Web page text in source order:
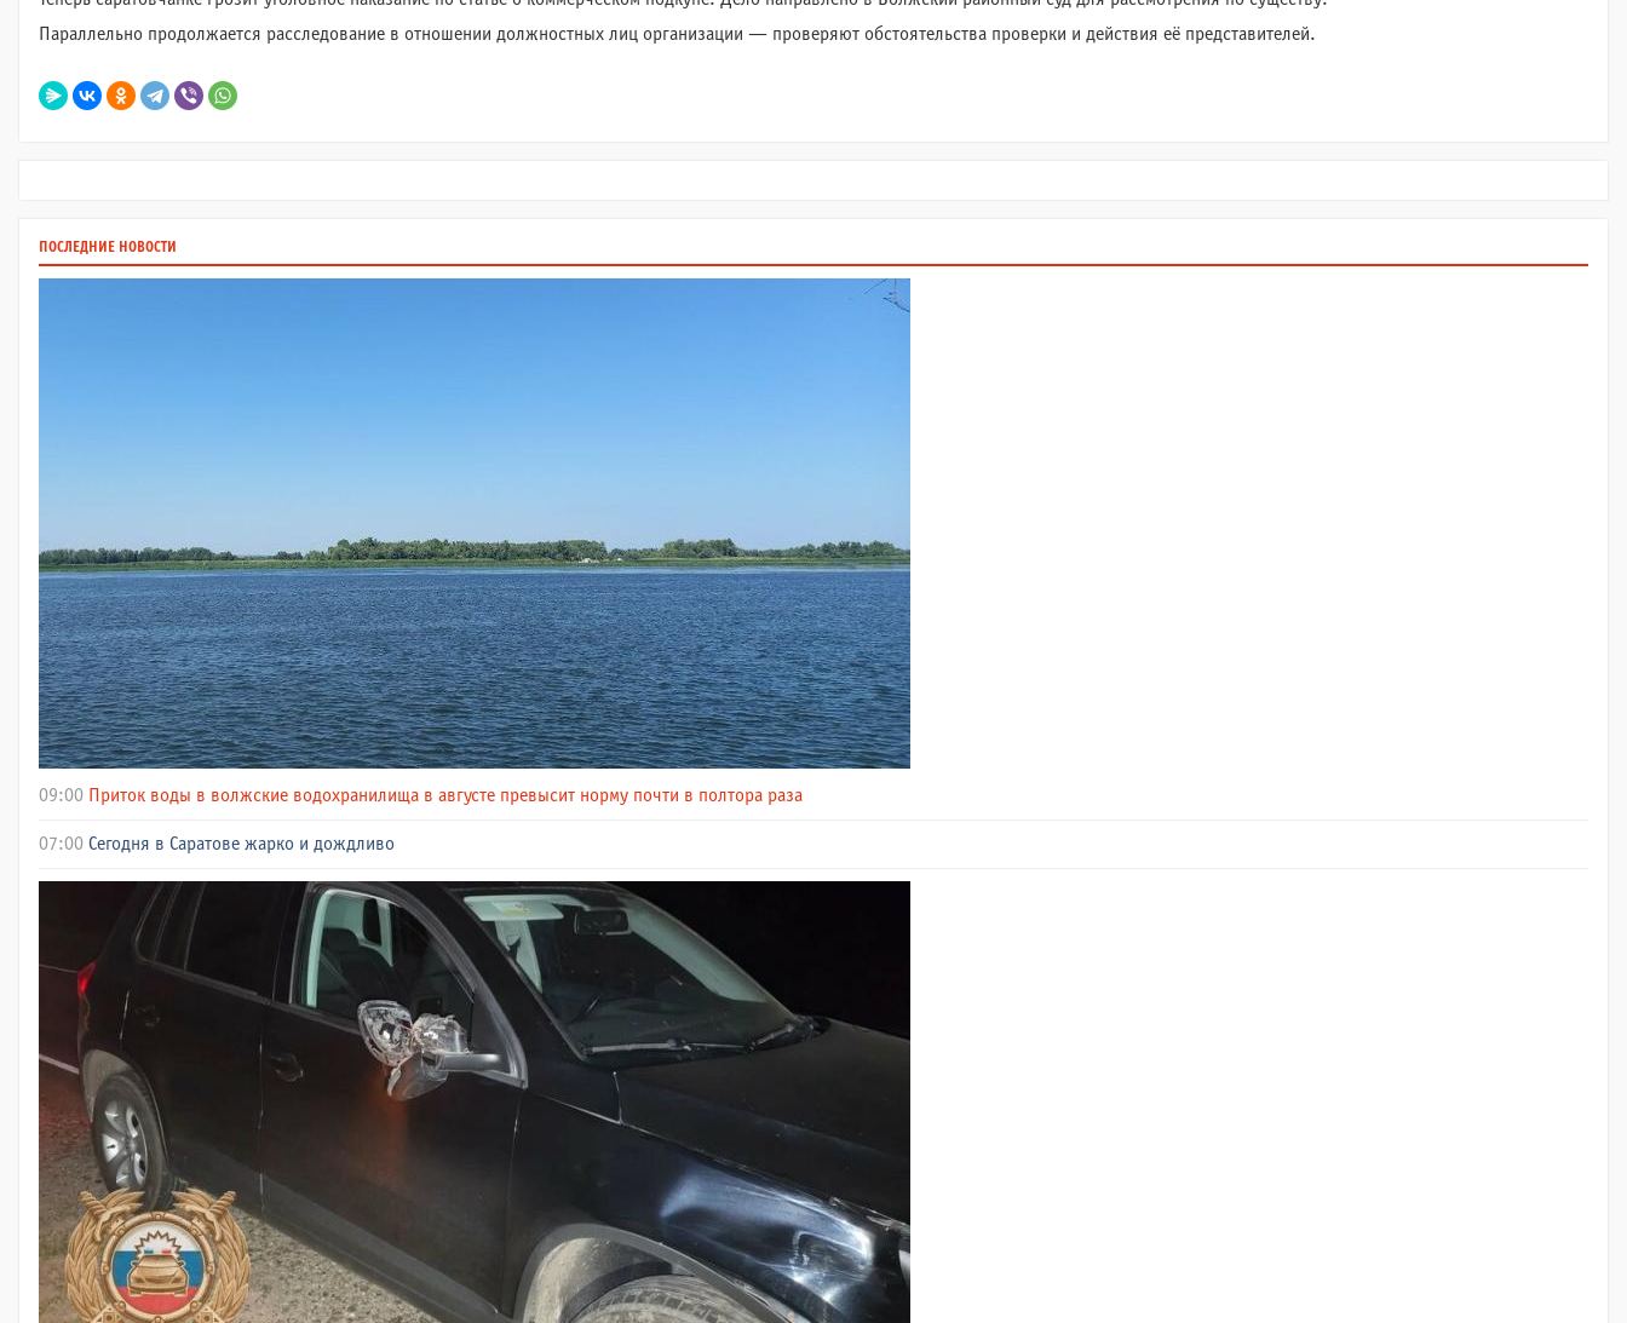
Параллельно продолжается расследование в отношении должностных лиц организации — проверяют обстоятельства проверки и действия её представителей.
ПОСЛЕДНИЕ НОВОСТИ
09:00 Приток воды в волжские водохранилища в августе превысит норму почти в полтора раза
07:00 Сегодня в Саратове жарко и дождливо